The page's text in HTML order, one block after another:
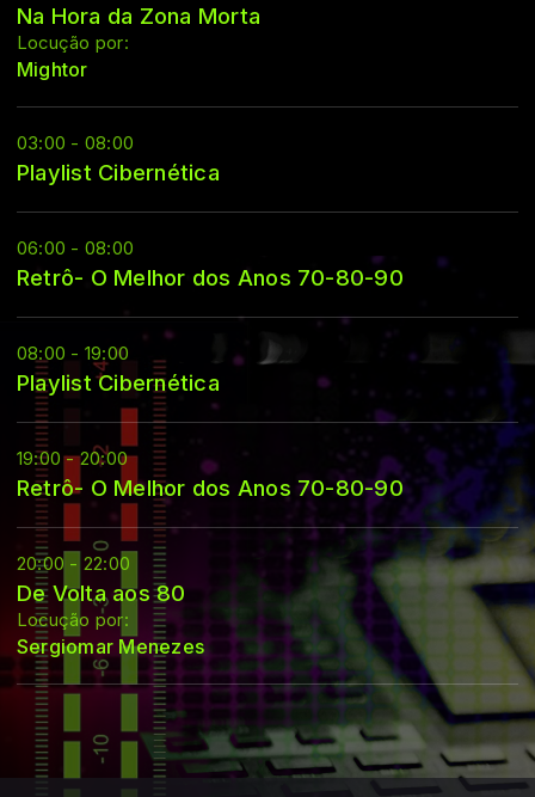
Na Hora da Zona Morta
Locução por:
Mightor
03:00 - 08:00
Playlist Cibernética
06:00 - 08:00
Retrô- O Melhor dos Anos 70-80-90
08:00 - 19:00
Playlist Cibernética
19:00 - 20:00
Retrô- O Melhor dos Anos 70-80-90
20:00 - 22:00
De Volta aos 80
Locução por:
Sergiomar Menezes